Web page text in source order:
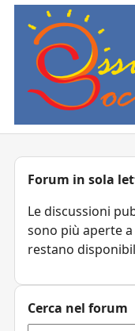
Forum in sola
Le discussioni
sono più aperte
restano
Cerca nel forum